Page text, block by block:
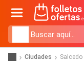
Ciudades